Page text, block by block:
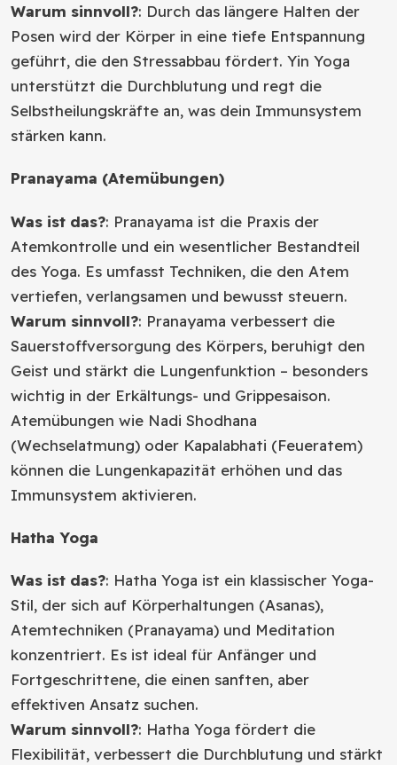
Warum sinnvoll?: Durch das längere Halten der
Posen wird der Körper in eine tiefe Entspannung
geführt, die den Stressabbau fördert. Yin Yoga
unterstützt die Durchblutung und regt die
Selbstheilungskräfte an, was dein Immunsystem
stärken kann.
Pranayama (Atemübungen)
Was ist das?: Pranayama ist die Praxis der
Atemkontrolle und ein wesentlicher Bestandteil
des Yoga. Es umfasst Techniken, die den Atem
vertiefen, verlangsamen und bewusst steuern.
Warum sinnvoll?: Pranayama verbessert die
Sauerstoffversorgung des Körpers, beruhigt den
Geist und stärkt die Lungenfunktion – besonders
wichtig in der Erkältungs- und Grippesaison.
Atemübungen wie Nadi Shodhana
(Wechselatmung) oder Kapalabhati (Feueratem)
können die Lungenkapazität erhöhen und das
Immunsystem aktivieren.
Hatha Yoga
Was ist das?: Hatha Yoga ist ein klassischer Yoga-
Stil, der sich auf Körperhaltungen (Asanas),
Atemtechniken (Pranayama) und Meditation
konzentriert. Es ist ideal für Anfänger und
Fortgeschrittene, die einen sanften, aber
effektiven Ansatz suchen.
Warum sinnvoll?: Hatha Yoga fördert die
Flexibilität, verbessert die Durchblutung und stärkt